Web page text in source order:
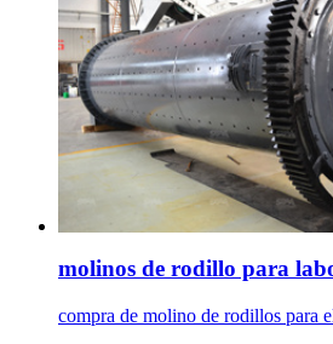
molinos de rodillo para
compra de molino de rodillos para